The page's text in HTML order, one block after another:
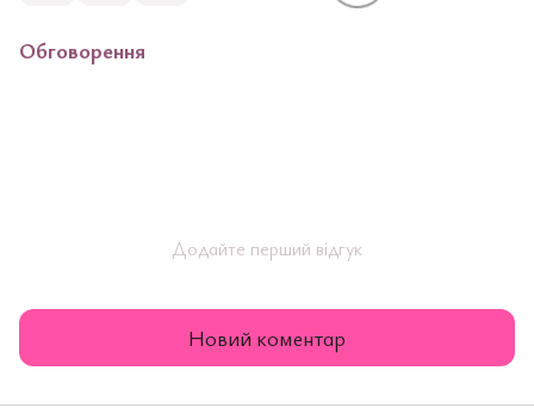
Обговорення
Додайте перший відгук
Новий коментар